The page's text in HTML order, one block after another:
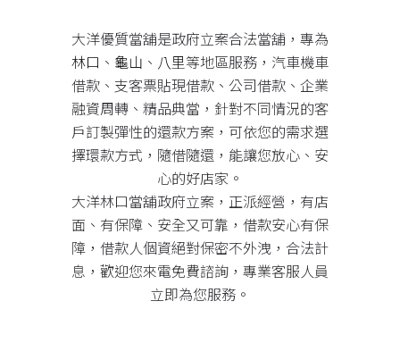
大洋優質當舖是政府立案合法當舖，專為
林口 、 龜山 、 八里等地區服務，汽車機車
借款、支客票貼現借款、公司借款、企業
融資周轉、精品典當，針對不同情況的客
戶訂製彈性的還款方案，可依您的需求選
擇環款方式，隨借隨還，能讓您放心、安
心的好店家。
大洋林口當舖政府立案，正派經營，有店
面、有保障、安全又可靠，借款安心有保
障，借款人個資絕對保密不外洩，合法計
息，歡迎您來電免費諮詢，專業客服人員
立即為您服務。